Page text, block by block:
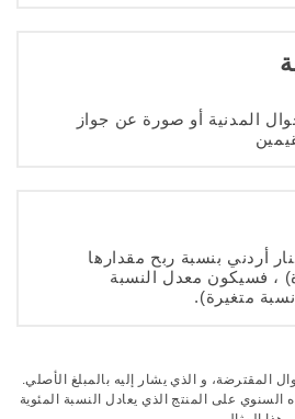
المدنية أو صورة عن جواز
أنفقت 12,000 دينار أردني بنسبة ربح مقدارها
، فسيكون معدل النسبة
.
المقترضة، و الذي يشار إليه بالمبلغ الأصلي.
السنوي على المنتج الذي يعادل النسبة المئوية